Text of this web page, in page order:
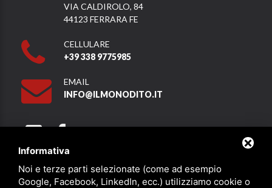
VIA CALDIROLO, 84
44123 FERRARA FE
CELLULARE
+39 338 9775985
EMAIL
INFO@ILMONODITO.IT
Partner
Informativa
Noi e terze parti selezionate (come ad esempio
Google, Facebook, LinkedIn, ecc.) utilizziamo cookie o